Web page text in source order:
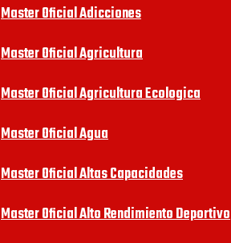
Master Oficial Adicciones
Master Oficial Agricultura
Master Oficial Agricultura Ecologica
Master Oficial Agua
Master Oficial Altas Capacidades
Master Oficial Alto Rendimiento Deportivo